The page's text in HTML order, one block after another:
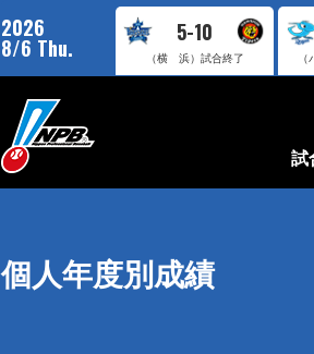
2026
8/6 Thu.
5-10
（横 浜） 試合終了 （
試
個人年度別成績